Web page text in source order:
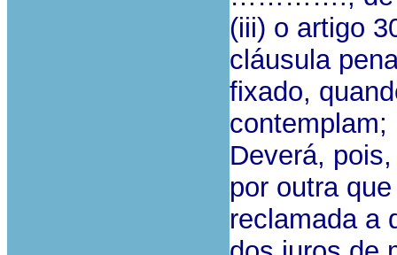
(iii) o artigo
cláusula
fixado,
contemplam;
Deverá,
por outra
reclamada a